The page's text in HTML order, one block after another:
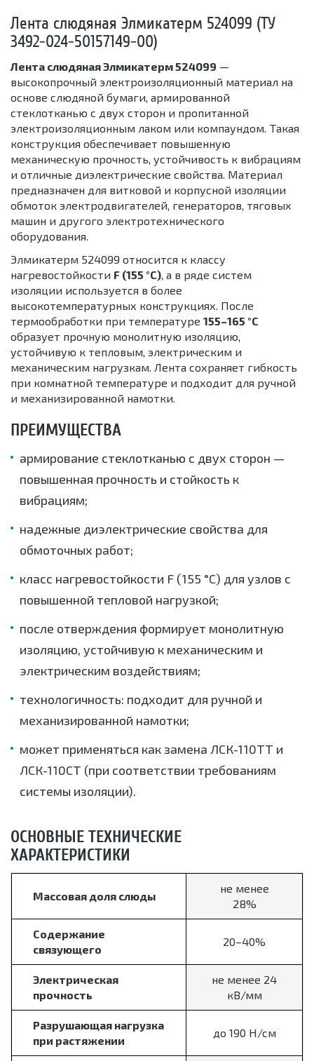
Лента слюдяная Элмикатерм 524099 (ТУ
3492-024-50157149-00)
Лента слюдяная Элмикатерм 524099 —
высокопрочный электроизоляционный материал на
основе слюдяной бумаги, армированной
стеклотканью с двух сторон и пропитанной
электроизоляционным лаком или компаундом. Такая
конструкция обеспечивает повышенную
механическую прочность, устойчивость к вибрациям
и отличные диэлектрические свойства. Материал
предназначен для витковой и корпусной изоляции
обмоток электродвигателей, генераторов, тяговых
машин и другого электротехнического
оборудования.
Элмикатерм 524099 относится к классу
нагревостойкости F (155 °C), а в ряде систем
изоляции используется в более
высокотемпературных конструкциях. После
термообработки при температуре 155–165 °C
образует прочную монолитную изоляцию,
устойчивую к тепловым, электрическим и
механическим нагрузкам. Лента сохраняет гибкость
при комнатной температуре и подходит для ручной
и механизированной намотки.
ПРЕИМУЩЕСТВА
армирование стеклотканью с двух сторон —
повышенная прочность и стойкость к
вибрациям;
надежные диэлектрические свойства для
обмоточных работ;
класс нагревостойкости F (155 °C) для узлов с
повышенной тепловой нагрузкой;
после отверждения формирует монолитную
изоляцию, устойчивую к механическим и
электрическим воздействиям;
технологичность: подходит для ручной и
механизированной намотки;
может применяться как замена ЛСК-110ТТ и
ЛСК-110СТ (при соответствии требованиям
системы изоляции).
ОСНОВНЫЕ ТЕХНИЧЕСКИЕ
ХАРАКТЕРИСТИКИ
Массовая доля слюды
не менее
28%
Содержание
связующего
20–40%
Электрическая
прочность
не менее 24
кВ/мм
Разрушающая нагрузка
при растяжении
до 190 Н/см